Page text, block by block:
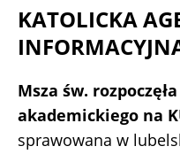
KATOLICKA
Msza św.
akademickiego na
sprawowana w